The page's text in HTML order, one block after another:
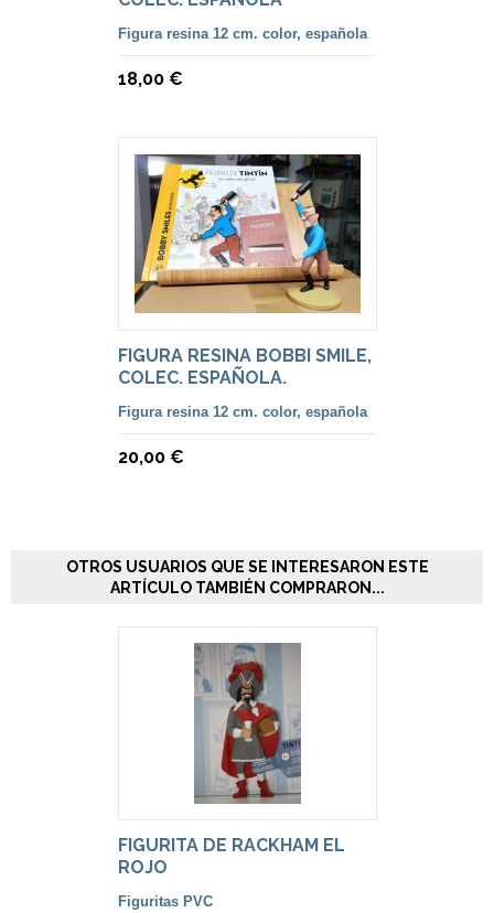
Figura resina 12 cm. color, española
18,00 €
FIGURA RESINA BOBBI SMILE,
COLEC. ESPAÑOLA.
Figura resina 12 cm. color, española
20,00 €
OTROS USUARIOS QUE SE INTERESARON ESTE
ARTÍCULO TAMBIÉN COMPRARON...
FIGURITA DE RACKHAM EL
ROJO
Figuritas PVC